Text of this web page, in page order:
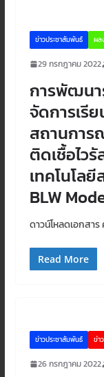
ข่าวประชาสัมพันธ์ ผล
29 กรกฎาคม 2022
การพัฒนา
จัดการเรี
สถานการ
ติดเชื้อไวรั
เทคโนโล
BLW
ดาวน์โหลดเอกสาร
Read More
ข่าวประชาสัมพันธ์ ข่า
26 กรกฎาคม 2022